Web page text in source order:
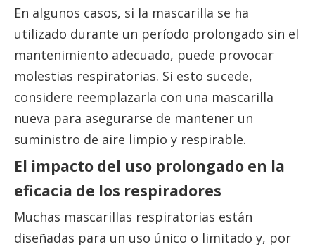
En algunos casos, si la mascarilla se ha
utilizado durante un período prolongado sin el
mantenimiento adecuado, puede provocar
molestias respiratorias. Si esto sucede,
considere reemplazarla con una mascarilla
nueva para asegurarse de mantener un
suministro de aire limpio y respirable.
El impacto del uso prolongado en la
eficacia de los respiradores
Muchas mascarillas respiratorias están
diseñadas para un uso único o limitado y, por